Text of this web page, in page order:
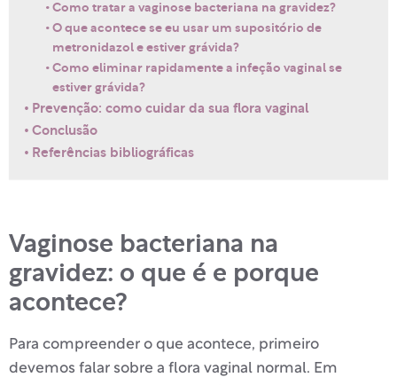
Como tratar a vaginose bacteriana na gravidez?
O que acontece se eu usar um supositório de
metronidazol e estiver grávida?
Como eliminar rapidamente a infeção vaginal se
estiver grávida?
Prevenção: como cuidar da sua flora vaginal
Conclusão
Referências bibliográficas
Vaginose bacteriana na
gravidez: o que é e porque
acontece?
Para compreender o que acontece, primeiro
devemos falar sobre a flora vaginal normal. Em